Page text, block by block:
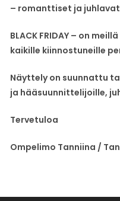
– romanttiset ja
BLACK FRIDAY – on
kaikille kiinnostuneille
Näyttely on suunnattu
ja hääsuunnittelijoille,
Tervetuloa
Ompelimo Tanniina /